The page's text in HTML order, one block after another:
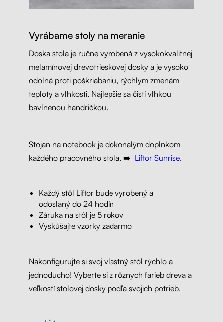
Vyrábame stoly na meranie
Doska stola je ručne vyrobená z vysokokvalitnej
melamínovej drevotrieskovej dosky a je vysoko
odolná proti poškriabaniu, rýchlym zmenám
teploty a vlhkosti. Najlepšie sa čistí vlhkou
bavlnenou handričkou.
Stojan na notebook je dokonalým doplnkom
každého pracovného stola. ➡️ Liftor Sunrise.
Každý stôl Liftor bude vyrobený a
odoslaný do 24 hodín
Záruka na stôl je 5 rokov
Vyskúšajte vzorky zadarmo
Nakonfigurujte si svoj vlastný stôl rýchlo a
jednoducho! Vyberte si z rôznych farieb dreva a
veľkostí stolovej dosky podľa svojich potrieb.